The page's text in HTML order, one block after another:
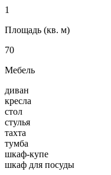
1
Площадь (кв. м)
70
Мебель
диван
кресла
стол
стулья
тахта
тумба
шкаф-купе
шкаф для посуды